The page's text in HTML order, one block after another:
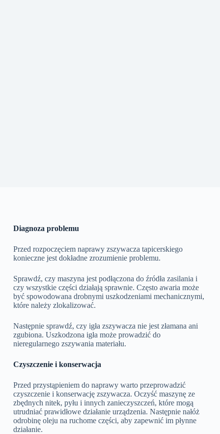
Diagnoza problemu
Przed rozpoczęciem naprawy zszywacza tapicerskiego
konieczne jest dokładne zrozumienie problemu.
Sprawdź, czy maszyna jest podłączona do źródła zasilania i
czy wszystkie części działają sprawnie. Często awaria może
być spowodowana drobnymi uszkodzeniami mechanicznymi,
które należy zlokalizować.
Następnie sprawdź, czy igła zszywacza nie jest złamana ani
zgubiona. Uszkodzona igła może prowadzić do
nieregularnego zszywania materiału.
Czyszczenie i konserwacja
Przed przystąpieniem do naprawy warto przeprowadzić
czyszczenie i konserwację zszywacza. Oczyść maszynę ze
zbędnych nitek, pyłu i innych zanieczyszczeń, które mogą
utrudniać prawidłowe działanie urządzenia. Następnie nałóż
odrobinę oleju na ruchome części, aby zapewnić im płynne
działanie.